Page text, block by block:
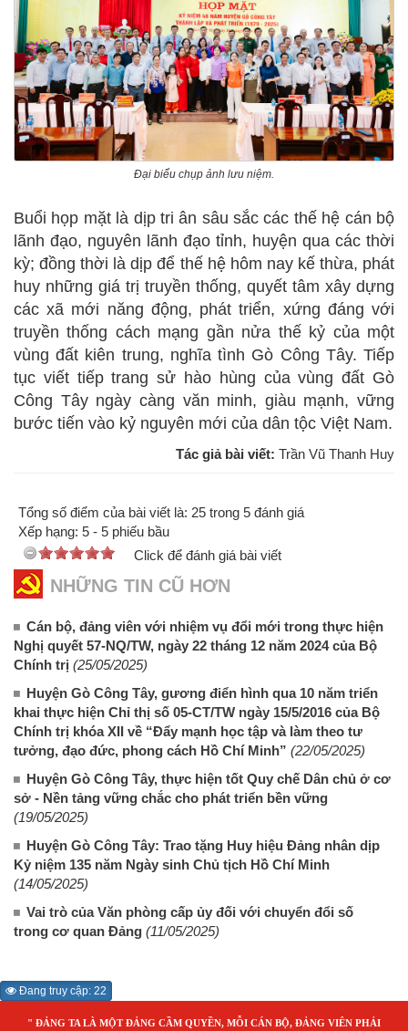
Đại biểu chụp ảnh lưu niệm.
Buổi họp mặt là dịp tri ân sâu sắc các thế hệ cán bộ
lãnh đạo, nguyên lãnh đạo tỉnh, huyện qua các thời
kỳ; đồng thời là dịp để thế hệ hôm nay kế thừa, phát
huy những giá trị truyền thống, quyết tâm xây dựng
các xã mới năng động, phát triển, xứng đáng với
truyền thống cách mạng gần nửa thế kỷ của một
vùng đất kiên trung, nghĩa tình Gò Công Tây. Tiếp
tục viết tiếp trang sử hào hùng của vùng đất Gò
Công Tây ngày càng văn minh, giàu mạnh, vững
bước tiến vào kỷ nguyên mới của dân tộc Việt Nam.
Tác giả bài viết: Trần Vũ Thanh Huy
Tổng số điểm của bài viết là: 25 trong 5 đánh giá
Xếp hạng: 5 - 5 phiếu bầu
Click để đánh giá bài viết
NHỮNG TIN CŨ HƠN
Cán bộ, đảng viên với nhiệm vụ đổi mới trong thực hiện
Nghị quyết 57-NQ/TW, ngày 22 tháng 12 năm 2024 của Bộ
Chính trị (25/05/2025)
Huyện Gò Công Tây, gương điển hình qua 10 năm triển
khai thực hiện Chỉ thị số 05-CT/TW ngày 15/5/2016 của Bộ
Chính trị khóa XII về “Đẩy mạnh học tập và làm theo tư
tưởng, đạo đức, phong cách Hồ Chí Minh” (22/05/2025)
Huyện Gò Công Tây, thực hiện tốt Quy chế Dân chủ ở cơ
sở - Nền tảng vững chắc cho phát triển bền vững
(19/05/2025)
Huyện Gò Công Tây: Trao tặng Huy hiệu Đảng nhân dịp
Kỷ niệm 135 năm Ngày sinh Chủ tịch Hồ Chí Minh
(14/05/2025)
Vai trò của Văn phòng cấp ủy đối với chuyển đổi số
trong cơ quan Đảng (11/05/2025)
Đang truy cập: 22
" ĐẢNG TA LÀ MỘT ĐẢNG CẦM QUYỀN, MỖI CÁN BỘ, ĐẢNG VIÊN PHẢI